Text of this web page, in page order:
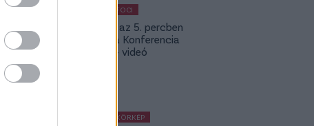
KÜLFÖLDI FOCI
Bolla már az 5. percben
betalált a Konferencia
Ligában – videó
KÜLFÖLDI KÖRKÉP